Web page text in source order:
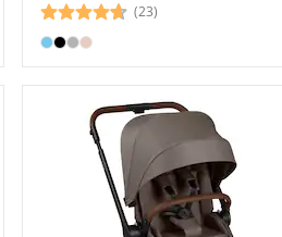
(23)